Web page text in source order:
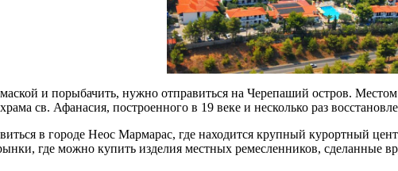
и порыбачить, нужно отправиться на Черепаший остров.
св. Афанасия, построенного в 19 веке и несколько раз
в городе Неос Мармарас, где находится крупный курортный
где можно купить изделия местных ремесленников,